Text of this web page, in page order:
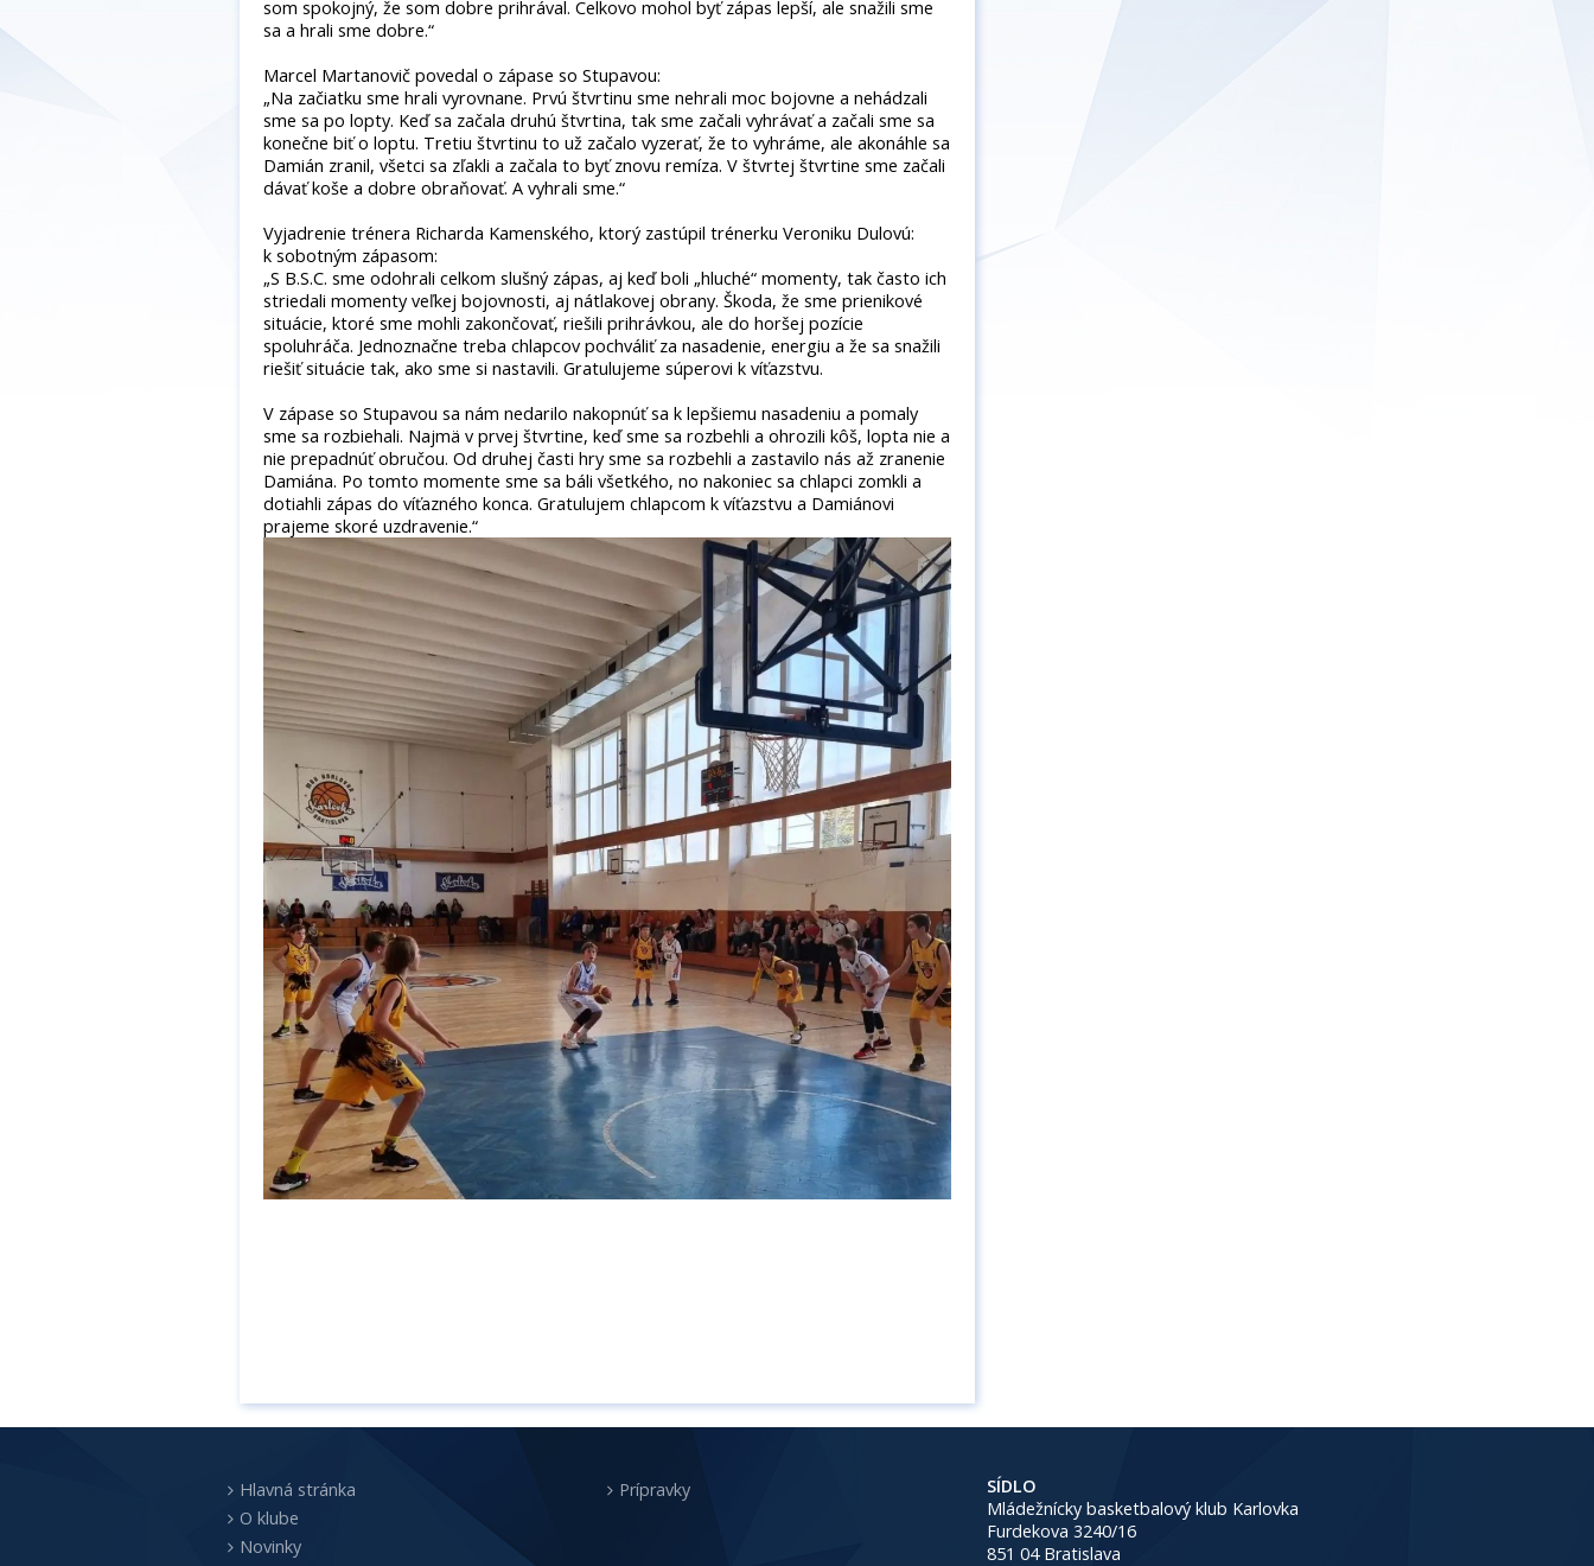
som spokojný, že som dobre prihrával. Celkovo mohol byť zápas lepší, ale snažili sme
sa a hrali sme dobre.“
Marcel Martanovič povedal o zápase so Stupavou:
„Na začiatku sme hrali vyrovnane. Prvú štvrtinu sme nehrali moc bojovne a nehádzali
sme sa po lopty. Keď sa začala druhú štvrtina, tak sme začali vyhrávať a začali sme sa
konečne biť o loptu. Tretiu štvrtinu to už začalo vyzerať, že to vyhráme, ale akonáhle sa
Damián zranil, všetci sa zľakli a začala to byť znovu remíza. V štvrtej štvrtine sme začali
dávať koše a dobre obraňovať. A vyhrali sme.“
Vyjadrenie trénera Richarda Kamenského, ktorý zastúpil trénerku Veroniku Dulovú:
k sobotným zápasom:
„S B.S.C. sme odohrali celkom slušný zápas, aj keď boli „hluché“ momenty, tak často ich
striedali momenty veľkej bojovnosti, aj nátlakovej obrany. Škoda, že sme prienikové
situácie, ktoré sme mohli zakončovať, riešili prihrávkou, ale do horšej pozície
spoluhráča. Jednoznačne treba chlapcov pochváliť za nasadenie, energiu a že sa snažili
riešiť situácie tak, ako sme si nastavili. Gratulujeme súperovi k víťazstvu.
V zápase so Stupavou sa nám nedarilo nakopnúť sa k lepšiemu nasadeniu a pomaly
sme sa rozbiehali. Najmä v prvej štvrtine, keď sme sa rozbehli a ohrozili kôš, lopta nie a
nie prepadnúť obručou. Od druhej časti hry sme sa rozbehli a zastavilo nás až zranenie
Damiána. Po tomto momente sme sa báli všetkého, no nakoniec sa chlapci zomkli a
dotiahli zápas do víťazného konca. Gratulujem chlapcom k víťazstvu a Damiánovi
prajeme skoré uzdravenie.“
Hlavná stránka
O klube
Novinky
Prípravky
SÍDLO
Mládežnícky basketbalový klub Karlovka
Furdekova 3240/16
851 04 Bratislava